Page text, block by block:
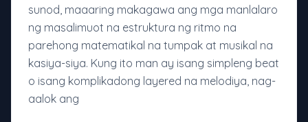
sunod, maaaring makagawa ang mga manlalaro
ng masalimuot na estruktura ng ritmo na
parehong matematikal na tumpak at musikal na
kasiya-siya. Kung ito man ay isang simpleng beat
o isang komplikadong layered na melodiya, nag-
aalok ang